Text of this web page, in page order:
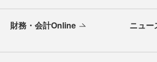
財務・会計Online ニュー